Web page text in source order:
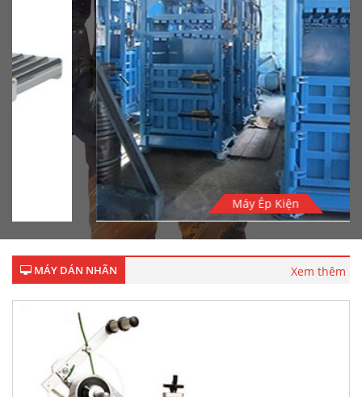
Máy Ép Kiện
MÁY DÁN NHÃN Xem thêm